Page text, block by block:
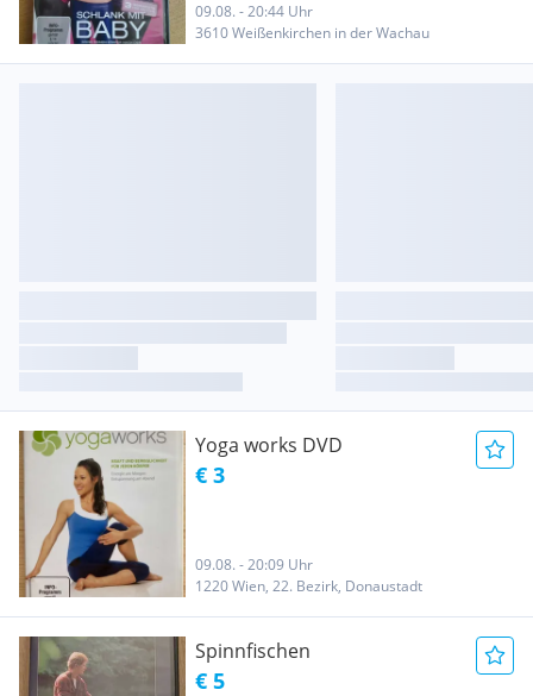
09.08. - 20:44 Uhr
3610 Weißenkirchen in der Wachau
Yoga works DVD
€ 3
09.08. - 20:09 Uhr
1220 Wien, 22. Bezirk, Donaustadt
Spinnfischen
€ 5